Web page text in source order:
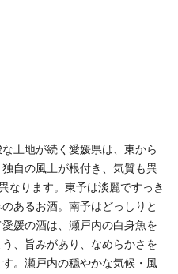
土地が続く愛媛県は、東から
自の風土が根付き、気質も異
なります。東予は淡麗ですっき
あるお酒。南予はどっしりと
媛の酒は、瀬戸内の白身魚を
、旨みがあり、なめらかさを
。瀬戸内の穏やかな気候・風